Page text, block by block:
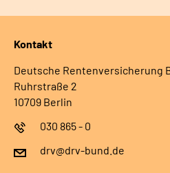
Kontakt
Deutsche Rentenversicherung
Ruhrstraße 2
10709 Berlin
030 865 - 0
drv@drv-bund.de